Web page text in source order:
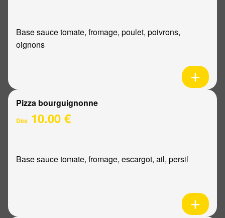
Base sauce tomate, fromage, poulet, poivrons,
oignons
Pizza bourguignonne
Dès 10.00 €
Base sauce tomate, fromage, escargot, ail, persil